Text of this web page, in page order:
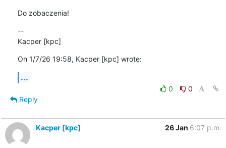
Do zobaczenia!
--
Kacper [kpc]
On 1/7/26 19:58, Kacper [kpc] wrote:
...
0
0
Reply
Kacper [kpc] 26 Jan 6:07 p.m.